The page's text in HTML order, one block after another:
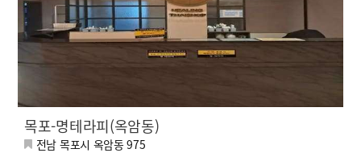
목포-명테라피(옥암동)
전남 목포시 옥암동 975